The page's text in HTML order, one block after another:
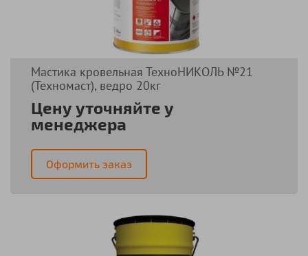
Мастика кровельная ТехноНИКОЛЬ №21
(Техномаст), ведро 20кг
Цену уточняйте у
менеджера
Оформить заказ